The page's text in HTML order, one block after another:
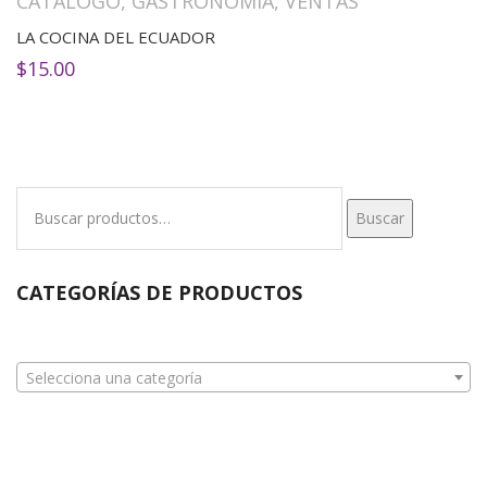
LA COCINA DEL ECUADOR
$15.00
Buscar
CATEGORÍAS DE PRODUCTOS
Selecciona una categoría